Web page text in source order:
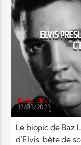
Elyon
Elyon
RELIGIONS
ELVIS
Radio Elyon
12/03/2023
Le biopic de Baz
d’Elvis, bête de